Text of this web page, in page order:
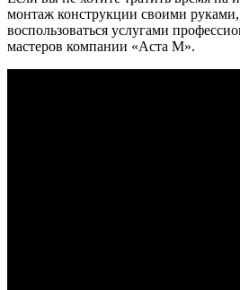
монтаж конструкции своими
воспользоваться услугами
мастеров компании «Аста М».